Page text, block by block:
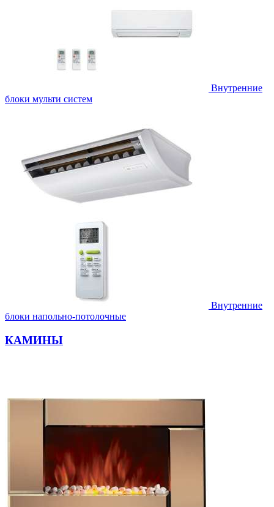
Внутренние
блоки мульти систем
Внутренние
блоки напольно-потолочные
КАМИНЫ